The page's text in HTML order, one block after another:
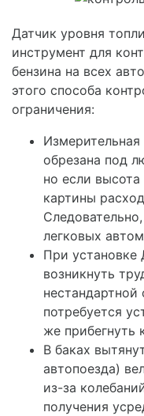
Датчик уровня
инструмент для
бензина на всех
этого способа
ограничения:
обрезана под
но если
картины
легковых
При установке
возникнуть
потребуется
же прибегнуть
В баках
автопоезда)
из-за
получения